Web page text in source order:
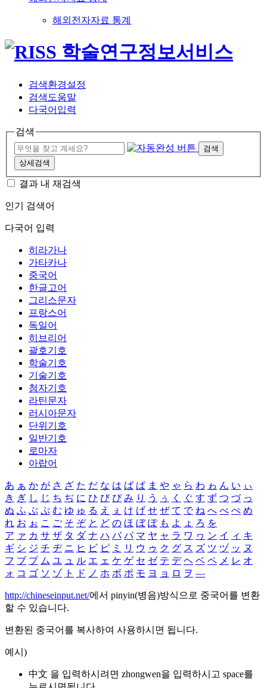
해외전자자료 통계
검색환경설정
검색도움말
다국어입력
검색
검색
상세검색
결과 내 재검색
인기 검색어
다국어 입력
히라가나
가타카나
중국어
한글고어
그리스문자
프랑스어
독일어
히브리어
괄호기호
학술기호
기술기호
첨자기호
라틴문자
러시아문자
단위기호
일반기호
로마자
아랍어
あ ぁ か が さ ざ た だ な は ば ぱ ま や ゃ ら わ ゎ ん い ぃ
き ぎ し じ ち ぢ に ひ び ぴ み り う ぅ く ぐ す ず つ づ っ
ぬ ふ ぶ ぷ む ゆ ゅ る え ぇ け げ せ ぜ て で ね へ べ ぺ め
れ お ぉ こ ご そ ぞ と ど の ほ ぼ ぽ も よ ょ ろ を
ア ァ カ サ ザ タ ダ ナ ハ バ パ マ ヤ ャ ラ ワ ヮ ン イ ィ キ
ギ シ ジ チ ヂ ニ ヒ ビ ピ ミ リ ウ ゥ ク グ ス ズ ツ ヅ ッ ヌ
フ ブ プ ム ユ ュ ル エ ェ ケ ゲ セ ゼ テ デ ヘ ベ ペ メ レ オ
ォ コ ゴ ソ ゾ ト ド ノ ホ ボ ポ モ ヨ ョ ロ ヲ ―
http://chineseinput.net/에서 pinyin(병음)방식으로 중국어를 변환
할 수 있습니다.
변환된 중국어를 복사하여 사용하시면 됩니다.
예시)
中文 을 입력하시려면 zhongwen을 입력하시고 space를